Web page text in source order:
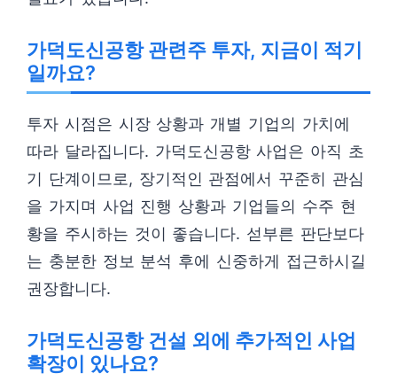
가덕도신공항 관련주 투자, 지금이 적기
일까요?
투자 시점은 시장 상황과 개별 기업의 가치에
따라 달라집니다. 가덕도신공항 사업은 아직 초
기 단계이므로, 장기적인 관점에서 꾸준히 관심
을 가지며 사업 진행 상황과 기업들의 수주 현
황을 주시하는 것이 좋습니다. 섣부른 판단보다
는 충분한 정보 분석 후에 신중하게 접근하시길
권장합니다.
가덕도신공항 건설 외에 추가적인 사업
확장이 있나요?